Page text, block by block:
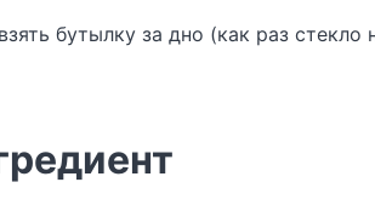
бутылку за дно (как раз